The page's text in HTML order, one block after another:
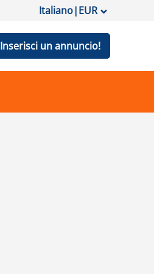
Italiano|EUR
Inserisci un annuncio!